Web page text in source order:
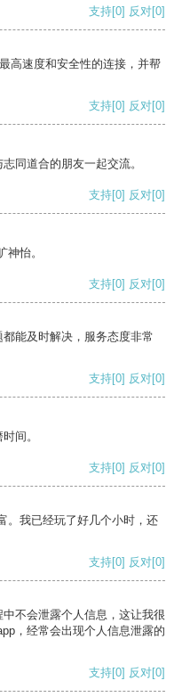
支持[0] 反对[0]
高速度和安全性的连接，并帮
支持[0] 反对[0]
同道合的朋友一起交流。
支持[0] 反对[0]
怡。
支持[0] 反对[0]
能及时解决，服务态度非常
支持[0] 反对[0]
间。
支持[0] 反对[0]
。我已经玩了好几个小时，还
支持[0] 反对[0]
不会泄露个人信息，这让我很
，经常会出现个人信息泄露的
支持[0] 反对[0]